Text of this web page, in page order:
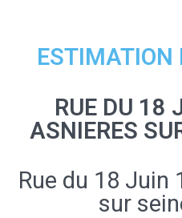
ESTIMATION
RUE DU 18
ASNIERES
Rue du 18 Juin
sur